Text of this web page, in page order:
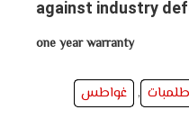
against industry
one year warranty
طلمبات , غواطس